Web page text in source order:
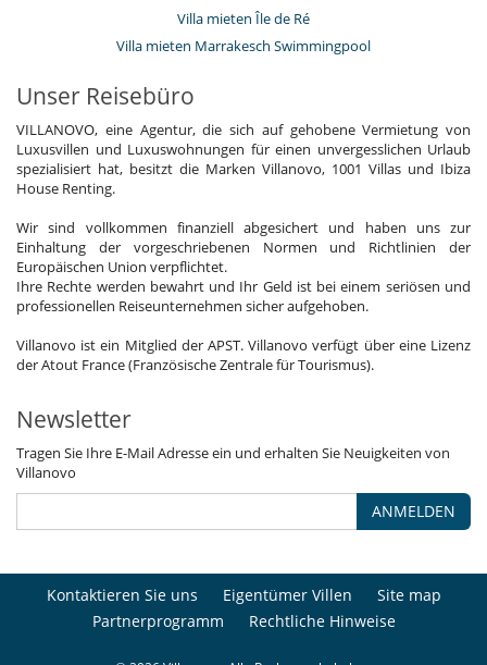
Villa mieten Île de Ré
Villa mieten Marrakesch Swimmingpool
Unser Reisebüro
VILLANOVO, eine Agentur, die sich auf gehobene Vermietung von
Luxusvillen und Luxuswohnungen für einen unvergesslichen Urlaub
spezialisiert hat, besitzt die Marken Villanovo, 1001 Villas und Ibiza
House Renting.
Wir sind vollkommen finanziell abgesichert und haben uns zur
Einhaltung der vorgeschriebenen Normen und Richtlinien der
Europäischen Union verpflichtet.
Ihre Rechte werden bewahrt und Ihr Geld ist bei einem seriösen und
professionellen Reiseunternehmen sicher aufgehoben.
Villanovo ist ein Mitglied der APST. Villanovo verfügt über eine Lizenz
der Atout France (Französische Zentrale für Tourismus).
Newsletter
Tragen Sie Ihre E-Mail Adresse ein und erhalten Sie Neuigkeiten von
Villanovo
ANMELDEN
Kontaktieren Sie uns Eigentümer Villen
Site map
Partnerprogramm
Rechtliche Hinweise